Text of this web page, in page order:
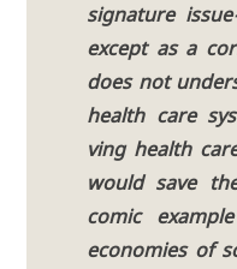
signa­tu­re
except as a
does not
health care
ving health
would save
comic
eco­no­mies of